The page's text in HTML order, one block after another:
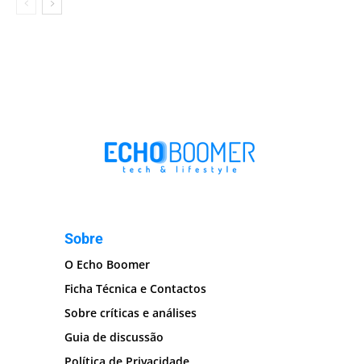
Sobre
O Echo Boomer
Ficha Técnica e Contactos
Sobre críticas e análises
Guia de discussão